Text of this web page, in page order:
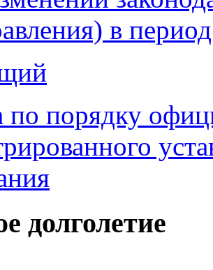
в
по порядку
долголетие